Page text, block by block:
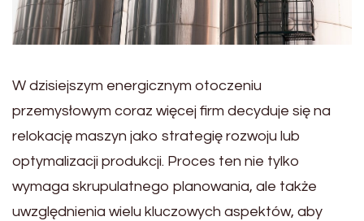
W dzisiejszym energicznym otoczeniu
przemysłowym coraz więcej firm decyduje się na
relokację maszyn jako strategię rozwoju lub
optymalizacji produkcji. Proces ten nie tylko
wymaga skrupulatnego planowania, ale także
uwzględnienia wielu kluczowych aspektów, aby